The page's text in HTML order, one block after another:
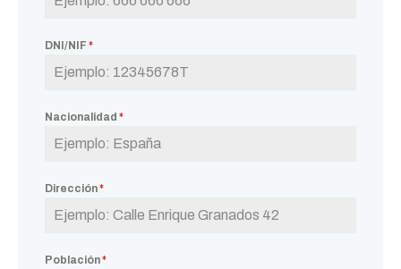
DNI/NIF *
Nacionalidad *
Dirección*
Población*